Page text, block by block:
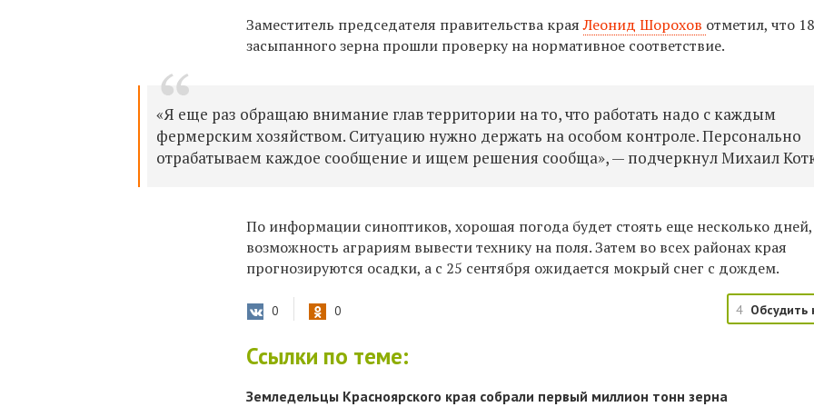
Заместитель председателя правительства краяЛеонид Шорохов отметил, что
засыпанного зерна прошли проверку на нормативное соответствие.
«Я еще раз обращаю внимание глав территории на то, что работать надо с каждым
фермерским хозяйством. Ситуацию нужно держать на особом контроле. Персонально
отрабатываем каждое сообщение и ищем решения сообща», — подчеркнулМихаил
По информации синоптиков, хорошая погода будет стоять еще несколько дней,
возможность аграриям вывести технику на поля. Затем во всех районах края
прогнозируются осадки, а с 25 сентября ожидается мокрый снег с дождем.
0 0 4 Обсудить
Ссылки по теме:
Земледельцы Красноярского края собрали первый миллион тонн зерна